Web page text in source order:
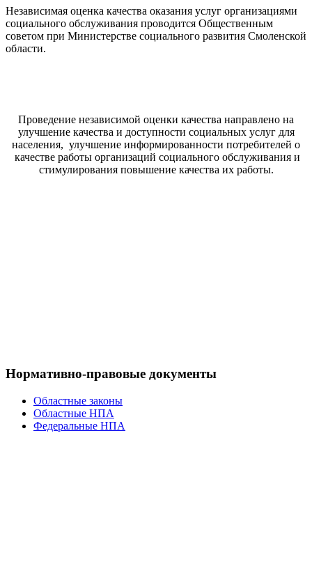
Независимая оценка качества оказания услуг организациями
социального обслуживания проводится Общественным
советом при Министерстве социального развития Смоленской
области.
Проведение независимой оценки качества направлено на
улучшение качества и доступности социальных услуг для
населения, улучшение информированности потребителей о
качестве работы организаций социального обслуживания и
стимулирования повышение качества их работы.
Нормативно-правовые документы
Областные законы
Областные НПА
Федеральные НПА